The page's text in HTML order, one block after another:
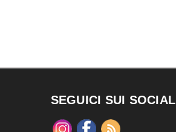
SEGUICI SUI SOCIAL